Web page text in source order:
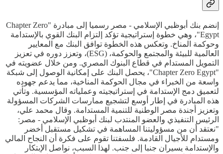
إنضم بنك أبوظبي الإسلامي - مصر رسميا إلى مبادرة "Chapter Zero
Egypt"، وهي خطوة إستراتيجية تؤكد إلتزام البنك القوي بالإستدامة
وحوكمة المناخ. وتعكس هذه الخطوة توافق البنك مع المعايير
العالمية للبيئة والمجتمع والحوكمة، (ESG)، وتعزز دوره في تعزيز
التمويل المستدام في قطاع البنوك المصري. ومن خلال عضويته في
"Chapter Zero Egypt"، يحصل البنك على إمكانية الوصول إلى شبكة
واسعة من الخبراء في مجال الحوكمة المناخية، مما يدعم جهوده
لتعميق دمج الإستدامة في إستراتيجيته وعملياته المؤسسية. وتأتي
هذه المبادرة في إطار أوسع لتشجيع ممارسات الشركات المسؤولة
وتعزيز أجندة مصر الوطنية للتنمية المستدامة. وقال محمد علي،
الرئيس التنفيذي والعضو المنتدب لبنك أبوظبي الإسلامي - مصر:
"نعتقد أن من مسؤوليتنا المساهمة في تشكيل مستقبل أخضر
ومستدام للأجيال القادمة. فلسفتنا تقوم على فكرة أن النجاح المالي
والإستدامة يسيران جنبا إلى جنب. لهذا السبب، نواصل الإبتكار